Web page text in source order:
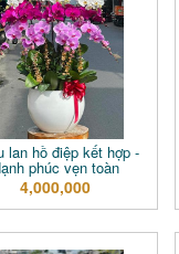
lan hồ điệp kết hợp -
phúc vẹn toàn
4,000,000